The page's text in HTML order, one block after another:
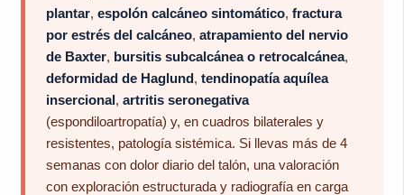
plantar, espolón calcáneo sintomático, fractura
por estrés del calcáneo, atrapamiento del nervio
de Baxter, bursitis subcalcánea o retrocalcánea,
deformidad de Haglund , tendinopatía aquílea
insercional , artritis seronegativa
(espondiloartropatía) y, en cuadros bilaterales y
resistentes, patología sistémica. Si llevas más de 4
semanas con dolor diario del talón, una valoración
con exploración estructurada y radiografía en carga